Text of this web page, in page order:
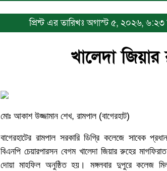
প্রিন্ট এর তারিখঃ অগাস্ট ৫, ২০২৬,
খালেদা
মোঃ আকাশ উজ্জামান শেখ, রামপাল (বাগেরহাট)
বাগেরহাটের রামপাল সরকারি ডিগ্রি কলেজে সাবেক
বিএনপি চেয়ারপারসন বেগম খালেদা জিয়ার রুহের
দোয়া মাহফিল অনুষ্ঠিত হয়। মঙ্গলবার দুপুরে কলেজ